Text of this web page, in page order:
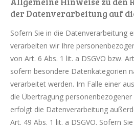
der Datenverarbeitung auf
Sofern Sie in die Datenverarbeitung
verarbeiten wir Ihre
von Art. 6 Abs. 1 lit. a DSGVO bzw.
sofern besondere Datenkategorien
verarbeitet werden. Im Falle einer
die Übertragung
erfolgt die Datenverarbeitung
Art. 49 Abs. 1 lit. a DSGVO. Sofern